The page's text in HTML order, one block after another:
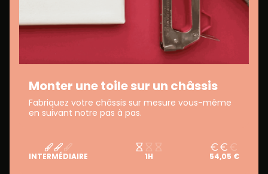
Monter une toile sur un châssis
Fabriquez votre châssis sur mesure vous-même
en suivant notre pas à pas.
INTERMÉDIAIRE 1H 54,05 €